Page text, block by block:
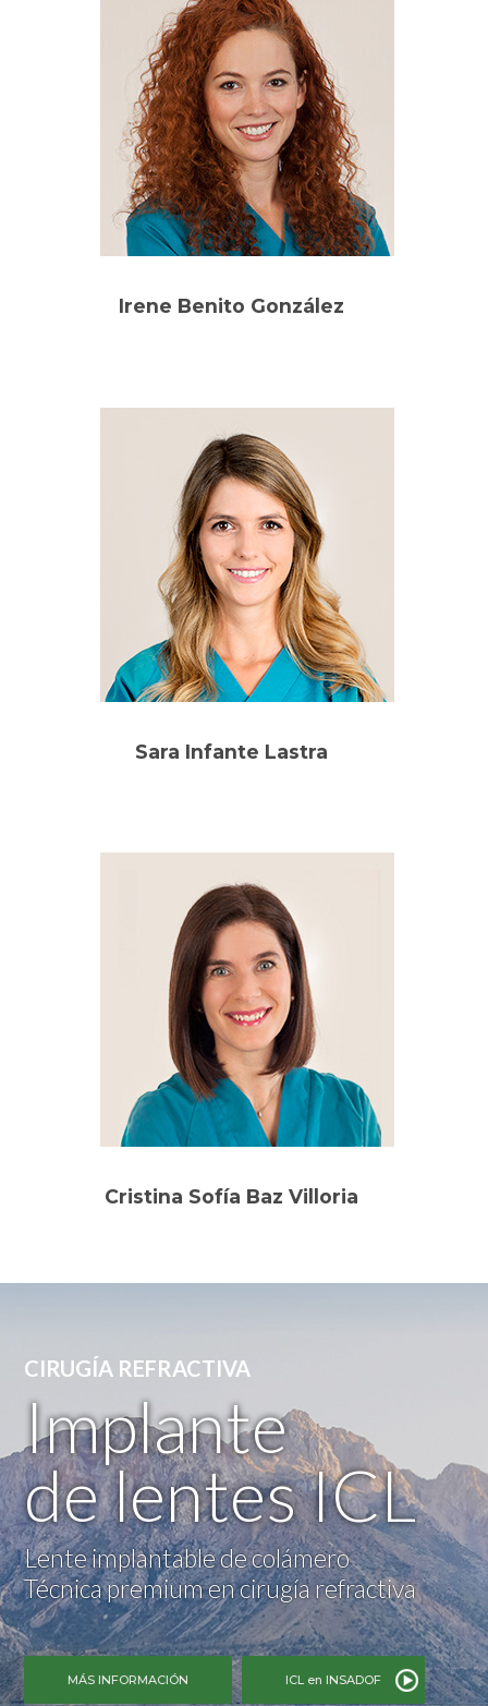
Irene Benito González
Sara Infante Lastra
Cristina Sofía Baz Villoria
CIRUGÍA REFRACTIVA
Implante
de lentes ICL
Lente implantable de colámero
Técnica premium en cirugía refractiva
MÁS INFORMACIÓN ICL en INSADOF